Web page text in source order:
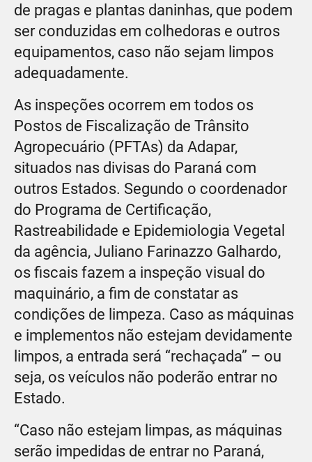
de pragas e plantas daninhas, que podem
ser conduzidas em colhedoras e outros
equipamentos, caso não sejam limpos
adequadamente.
As inspeções ocorrem em todos os
Postos de Fiscalização de Trânsito
Agropecuário (PFTAs) da Adapar,
situados nas divisas do Paraná com
outros Estados. Segundo o coordenador
do Programa de Certificação,
Rastreabilidade e Epidemiologia Vegetal
da agência, Juliano Farinazzo Galhardo,
os fiscais fazem a inspeção visual do
maquinário, a fim de constatar as
condições de limpeza. Caso as máquinas
e implementos não estejam devidamente
limpos, a entrada será “rechaçada” – ou
seja, os veículos não poderão entrar no
Estado.
“Caso não estejam limpas, as máquinas
serão impedidas de entrar no Paraná,